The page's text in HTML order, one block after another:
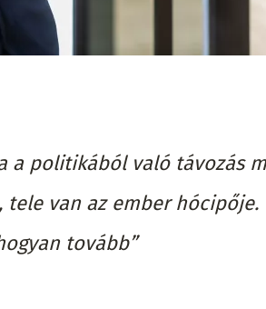
a politikából való távozás
van az ember hócipője.
tovább”